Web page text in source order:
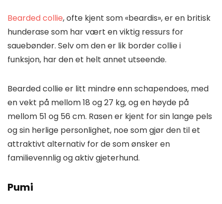
Bearded collie, ofte kjent som «beardis», er en britisk
hunderase som har vært en viktig ressurs for
sauebønder. Selv om den er lik border collie i
funksjon, har den et helt annet utseende.
Bearded collie er litt mindre enn schapendoes, med
en vekt på mellom 18 og 27 kg, og en høyde på
mellom 51 og 56 cm. Rasen er kjent for sin lange pels
og sin herlige personlighet, noe som gjør den til et
attraktivt alternativ for de som ønsker en
familievennlig og aktiv gjeterhund.
Pumi